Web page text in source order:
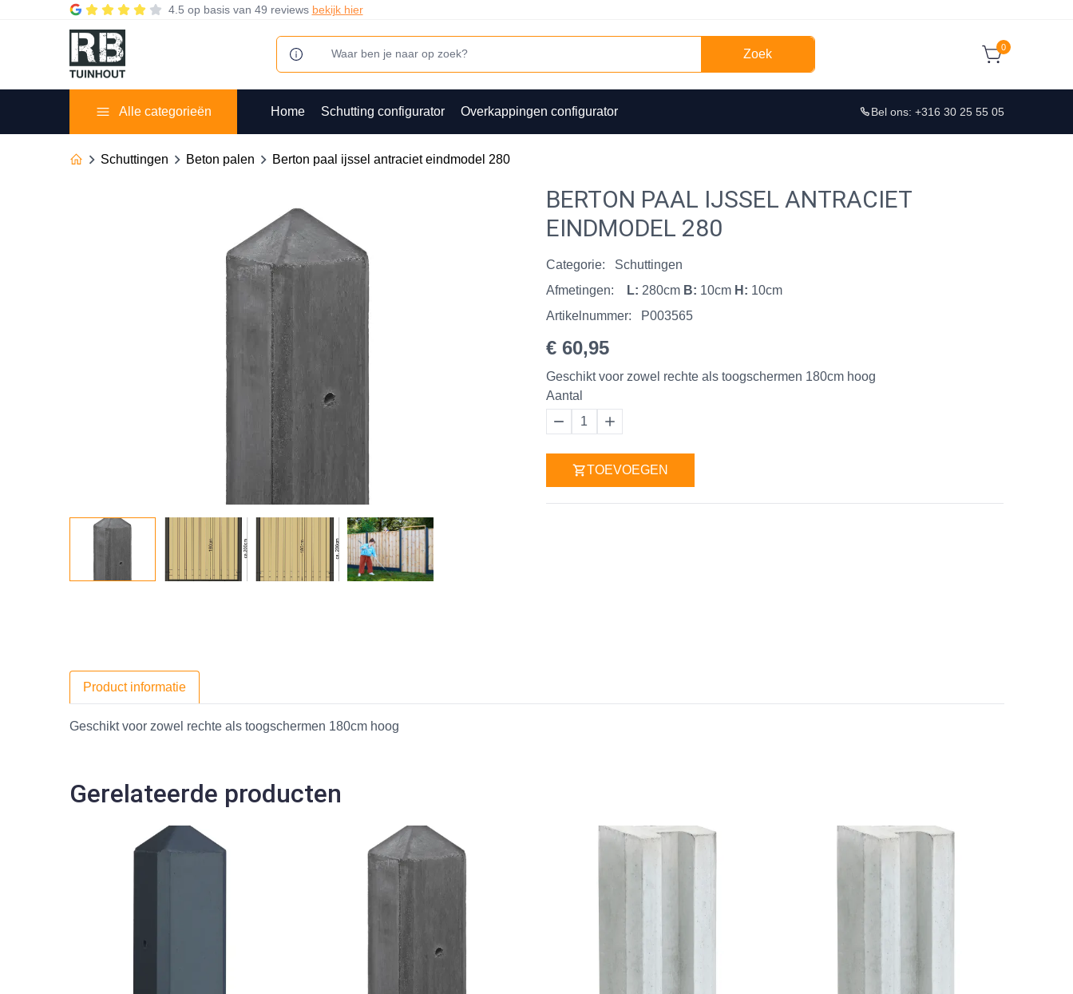
4.5 op basis van 49 reviews bekijk hier
Zoek 0
Alle categorieën Home Schutting configurator Overkappingen configurator Bel ons: +316 30 25 55 05
Schuttingen Beton palen Berton paal ijssel antraciet eindmodel 280
BERTON PAAL IJSSEL ANTRACIET
EINDMODEL 280
Categorie:
Schuttingen
Afmetingen:
L: 280cm B: 10cm H: 10cm
Artikelnummer:
P003565
€ 60,95
Geschikt voor zowel rechte als toogschermen 180cm hoog
Aantal
1
TOEVOEGEN
Product informatie
Geschikt voor zowel rechte als toogschermen 180cm hoog
Gerelateerde producten